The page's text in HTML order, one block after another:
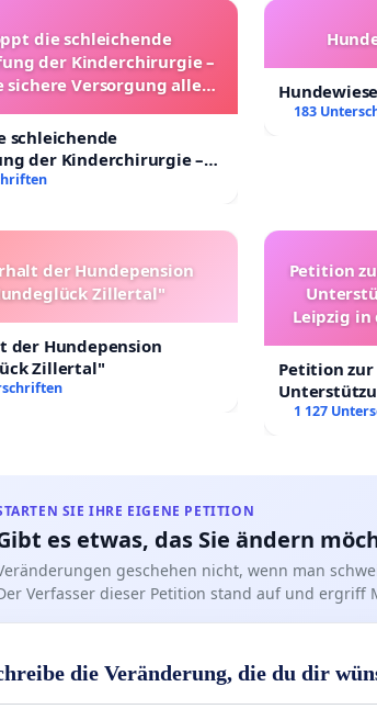
die schleichende
der Kinderchirurgie –
sichere Versorgung aller
schleichende
der Kinderchirurgie –
Versorgung aller
183
der Hundepension
Zillertal"
der Hundepension
Zillertal"
Petition
Leipzig
Petition
Leipzig in
1 127
SIE IHRE EIGENE PETITION
es etwas, das Sie ändern
geschehen nicht, wenn man
Verfasser dieser Petition stand auf und ergriff
die Veränderung, die du dir